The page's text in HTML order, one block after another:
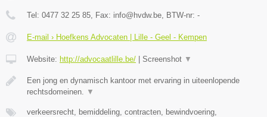
Tel: 0477 32 25 85, Fax: info@hvdw.be, BTW-nr: -
E-mail › Hoefkens Advocaten | Lille - Geel - Kempen
Website: http://advocaatlille.be/ Screenshot ▼
Een jong en dynamisch kantoor met ervaring in uiteenlopende
rechtsdomeinen. ▼
verkeersrecht, bemiddeling, contracten, bewindvoering,